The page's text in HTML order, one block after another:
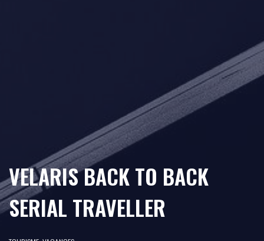
VELARIS BACK TO BACK
SERIAL TRAVELLER